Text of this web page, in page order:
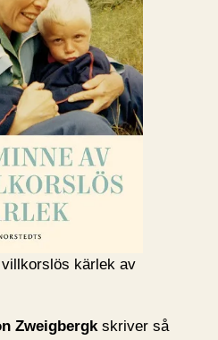
kärlek av
Zweigbergkskriver så